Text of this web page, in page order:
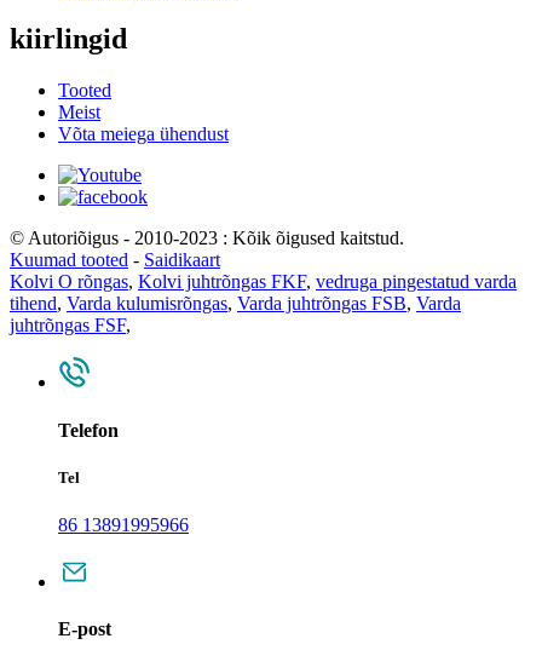
kiirlingid
Tooted
Meist
Võta meiega ühendust
© Autoriõigus - 2010-2023 : Kõik õigused kaitstud.
Kuumad tooted - Saidikaart
Kolvi O rõngas, Kolvi juhtrõngas FKF, vedruga pingestatud varda
tihend, Varda kulumisrõngas, Varda juhtrõngas FSB, Varda
juhtrõngas FSF,
Telefon
Tel
86 13891995966
E-post